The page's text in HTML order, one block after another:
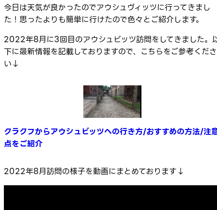
今日は天気が良かったのでアウシュヴィッツに行ってきまし
た！思ったよりも簡単に行けたので色々とご紹介します。
2022年8月に3回目のアウシュビッツ訪問をしてきました。
下に最新情報を記載しておりますので、こちらをご参考くださ
い↓
クラクフからアウシュビッツへの行き方/おすすめの方法/注
点をご紹介
2022年8月訪問の様子を動画にまとめております↓